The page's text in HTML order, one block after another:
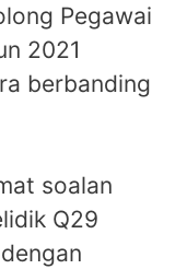
Pegawai
2021
berbanding
soalan
Q29